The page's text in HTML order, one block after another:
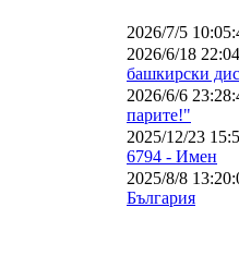
2026/7/5
2026/6/18
башкирски
2026/6/6
парите!"
2025/12/23
6794 - Имен
2025/8/8
България